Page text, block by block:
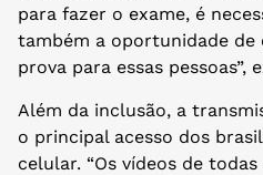
para fazer o exame, é
também a oportunidade de
prova para essas pessoas”,
Além da inclusão, a
o principal acesso dos
celular. “Os vídeos de